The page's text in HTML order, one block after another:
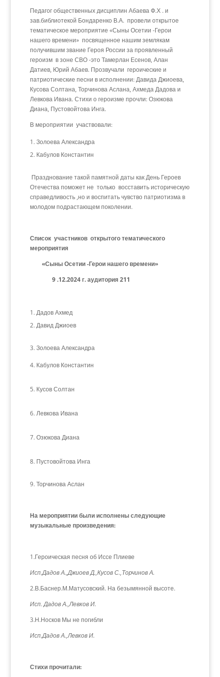
Педагог общественных дисциплин Абаева Ф.Х . и
зав.библиотекой Бондаренко В.А. провели открытое
тематическое мероприятие «Сыны Осетии -Герои
нашего времени» посвященное нашим землякам
получившим звание Героя России за проявленный
героизм в зоне СВО -это Тамерлан Есенов, Алан
Датиев, Юрий Абаев. Прозвучали героические и
патриотические песни в исполнении: Давида Джиоева,
Кусова Солтана, Торчинова Аслана, Ахмеда Дадова и
Левкова Ивана. Стихи о героизме прочли: Озюкова
Диана, Пустовойтова Инга.
В мероприятии участвовали:
Золоева Александра
Кабулов Константин
Празднование такой памятной даты как День Героев
Отечества поможет не только восставить историческую
справедливость ,но и воспитать чувство патриотизма в
молодом подрастающем поколении.
Список участников открытого тематического
мероприятия
«Сыны Осетии -Герои нашего времени»
9 .12.2024 г. аудитория 211
Дадов Ахмед
Давид Джиоев
3. Золоева Александра
Кабулов Константин
Кусов Солтан
Левкова Ивана
Озюкова Диана
Пустовойтова Инга
9. Торчинова Аслан
На мероприятии были исполнены следующие
музыкальные произведения:
1.Героическая песня об Иссе Плиеве
Исп.Дадов А.,Джиоев Д.,Кусов С.,Торчинов А.
2.В.Баснер.М.Матусовский. На безымянной высоте.
Исп. Дадов А.,Левков И.
3.Н.Носков Мы не погибли
Исп.Дадов А.,Левков И.
Стихи прочитали: